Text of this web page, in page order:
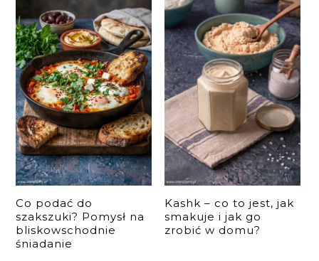
Co podać do
szakszuki? Pomysł na
bliskowschodnie
śniadanie
Kashk – co to jest, jak
smakuje i jak go
zrobić w domu?